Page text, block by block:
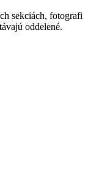
sekciách, fotografi
oddelené.